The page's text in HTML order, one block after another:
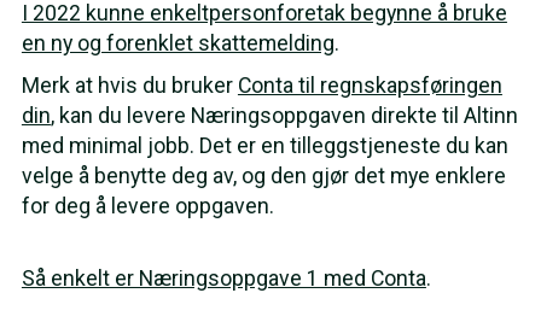
I 2022 kunne enkeltpersonforetak begynne å bruke
en ny og forenklet skattemelding.
Merk at hvis du bruker Conta til regnskapsføringen
din, kan du levere Næringsoppgaven direkte til Altinn
med minimal jobb. Det er en tilleggstjeneste du kan
velge å benytte deg av, og den gjør det mye enklere
for deg å levere oppgaven.
Så enkelt er Næringsoppgave 1 med Conta.